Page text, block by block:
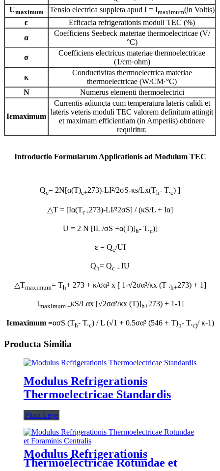
Umaximum Tensio electrica suppleta apud I = Imaximum(in Voltis)
ε
Efficacia refrigerationis moduli TEC (%)
α
Coefficiens Seebeck materiae thermoelectricae (V/
°C)
σ
Coefficiens electricus materiae thermoelectricae
(1/cm·ohm)
κ
Conductivitas thermoelectrica materiae
thermoelectricae (W/CM·°C)
N
Numerus elementi thermoelectrici
Iεmaximum
Currentis adiuncta cum temperatura lateris calidi et
lateris veteris moduli TEC valorem definitum attingit
et maximam efficientiam (in Amperiis) obtinere
requiritur.
Introductio Formularum Applicationis ad Modulum TEC
Qc= 2N[α(T)c+273)-LI²/2σS-κs/Lx(Th- T.c) ]
△T = [Iα(Tc+273)-LI/²2σS] / (κS/L + Iα]
U = 2 N [IL /σS +α(T)]h- T.c)]
ε = Qc/UI
Qh= Qc + IU
△Tmaximum= Th+ 273 + κ/σα² x [ 1-√2σα²/κx (T .h+273) + 1]
Imaximum =κS/Lαx [√2σα²/κx (T)]h+273) + 1-1]
Iεmaximum =ασS (Th- T.c) / L (√1 + 0.5σα² (546 + T)h- T.c)/ κ-1)
Producta Similia
Modulus Refrigerationis
Thermoelectricae Standardis
Plura Lege
Modulus Refrigerationis
Thermoelectricae Rotundae et